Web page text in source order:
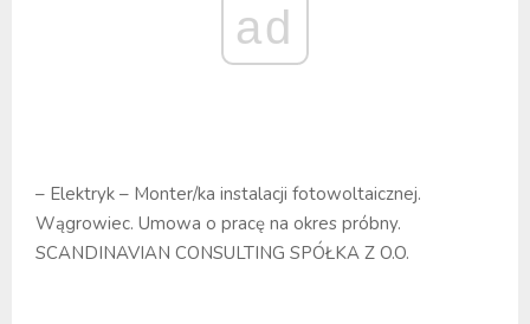
ad
– Elektryk – Monter/ka instalacji fotowoltaicznej.
Wągrowiec. Umowa o pracę na okres próbny.
SCANDINAVIAN CONSULTING SPÓŁKA Z O.O.